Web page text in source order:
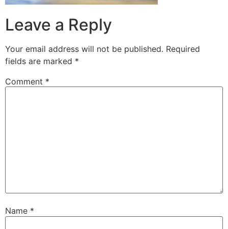
Leave a Reply
Your email address will not be published. Required
fields are marked *
Comment *
Name *